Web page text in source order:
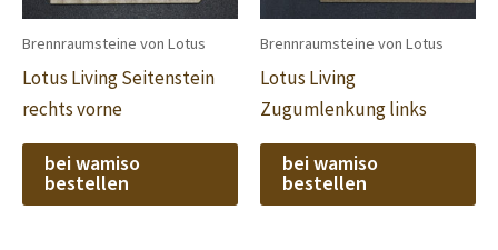
Brennraumsteine von Lotus
Lotus Living Seitenstein
rechts vorne
bei wamiso
bestellen
Brennraumsteine von Lotus
Lotus Living
Zugumlenkung links
bei wamiso
bestellen